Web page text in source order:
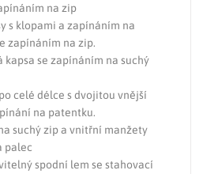
na zip
s klopami a zapínáním na
zapínáním na zip.
kapsa se zapínáním na suchý
celé délce s dvojitou vnější
na patentku.
suchý zip a vnitřní manžety
palec
spodní lem se stahovací